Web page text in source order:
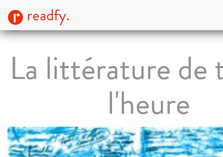
readfy.
La littérature de
l'heure